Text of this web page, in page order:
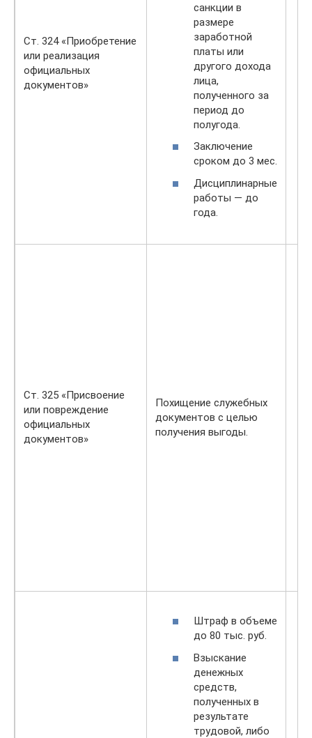
Ст. 324 «Приобретение
или реализация
официальных
документов»
санкции в
размере
заработной
платы или
другого дохода
лица,
полученного за
период до
полугода.
Заключение
сроком до 3 мес.
Дисциплинарные
работы — до
года.
Ст. 325 «Присвоение
или повреждение
официальных
документов»
Похищение служебных
документов с целью
получения выгоды.
Штраф в объеме
до 80 тыс. руб.
Взыскание
денежных
средств,
полученных в
результате
трудовой, либо